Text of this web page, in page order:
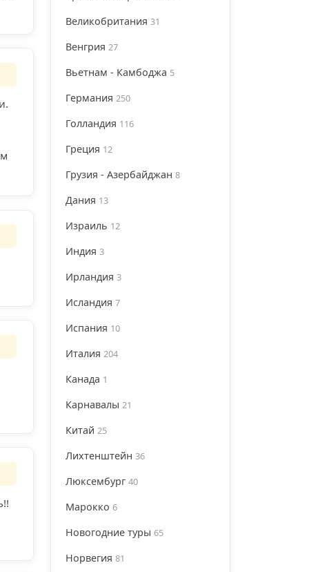
Великобритания 31
Венгрия 27
Вьетнам - Камбоджа 5
Германия 250
Голландия 116
Греция 12
Грузия - Азербайджан 8
Дания 13
Израиль 12
Индия 3
Ирландия 3
Исландия 7
Испания 10
Италия 204
Канада 1
Карнавалы 21
Китай 25
Лихтенштейн 36
Люксембург 40
Марокко 6
Новогодние туры 65
Норвегия 81